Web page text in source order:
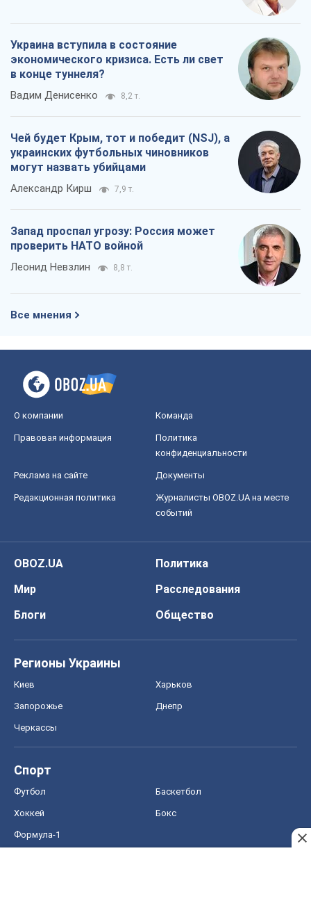
Украина вступила в состояние
экономического кризиса. Есть ли свет
в конце туннеля?
Вадим Денисенко 8,2 т.
Чей будет Крым, тот и победит (NSJ), а
украинских футбольных чиновников
могут назвать убийцами
Александр Кирш 7,9 т.
Запад проспал угрозу: Россия может
проверить НАТО войной
Леонид Невзлин 8,8 т.
Все мнения
О компании Команда
Правовая информация
Политика
конфиденциальности
Реклама на сайте Документы
Редакционная политика
Журналисты OBOZ.UA на месте
событий
OBOZ.UA
Политика
Мир
Расследования
Блоги
Общество
Регионы Украины
Киев Харьков
Запорожье Днепр
Черкассы
Спорт
Футбол Баскетбол
Хоккей Бокс
Формула-1